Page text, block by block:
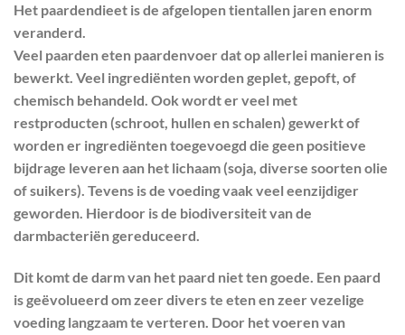
SOORTEN VOEDING
ONDERSTEUNINGS OPTIES
PRODUCT CATEGORIEËN
BESCHIKBAARHEID
PRIJS
FILTER RESET
Het paardendieet is de afgelopen tientallen jaren enorm
veranderd.
Veel paarden eten paardenvoer dat op allerlei manieren is
bewerkt. Veel ingrediënten worden geplet, gepoft, of
chemisch behandeld. Ook wordt er veel met
restproducten (schroot, hullen en schalen) gewerkt of
worden er ingrediënten toegevoegd die geen positieve
bijdrage leveren aan het lichaam (soja, diverse soorten olie
of suikers). Tevens is de voeding vaak veel eenzijdiger
geworden. Hierdoor is de biodiversiteit van de
darmbacteriën gereduceerd.
Dit komt de darm van het paard niet ten goede. Een paard
is geëvolueerd om zeer divers te eten en zeer vezelige
voeding langzaam te verteren. Door het voeren van